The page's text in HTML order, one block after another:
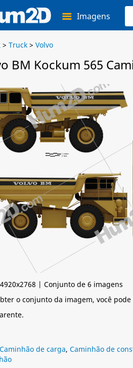
Imagens
> Truck > Volvo
BM Kockum 565
| Conjunto de 6 imagens
o conjunto da imagem, você
Caminhão de carga, Caminhão de